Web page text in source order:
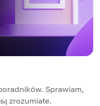
Sprawiam,
zrozumiałe.